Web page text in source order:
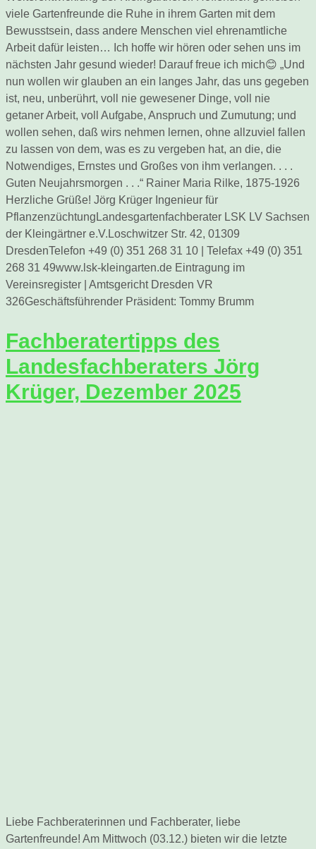
viele Gartenfreunde die Ruhe in ihrem Garten mit dem
Bewusstsein, dass andere Menschen viel ehrenamtliche
Arbeit dafür leisten… Ich hoffe wir hören oder sehen uns im
nächsten Jahr gesund wieder! Darauf freue ich mich😊 „Und
nun wollen wir glauben an ein langes Jahr, das uns gegeben
ist, neu, unberührt, voll nie gewesener Dinge, voll nie
getaner Arbeit, voll Aufgabe, Anspruch und Zumutung; und
wollen sehen, daß wirs nehmen lernen, ohne allzuviel fallen
zu lassen von dem, was es zu vergeben hat, an die, die
Notwendiges, Ernstes und Großes von ihm verlangen. . . .
Guten Neujahrsmorgen . . .“ Rainer Maria Rilke, 1875-1926
Herzliche Grüße! Jörg Krüger Ingenieur für
PflanzenzüchtungLandesgartenfachberater LSK LV Sachsen
der Kleingärtner e.V.Loschwitzer Str. 42, 01309
DresdenTelefon +49 (0) 351 268 31 10 | Telefax +49 (0) 351
268 31 49www.lsk-kleingarten.de Eintragung im
Vereinsregister | Amtsgericht Dresden VR
326Geschäftsführender Präsident: Tommy Brumm
Fachberatertipps des
Landesfachberaters Jörg
Krüger, Dezember 2025
Liebe Fachberaterinnen und Fachberater, liebe
Gartenfreunde! Am Mittwoch (03.12.) bieten wir die letzte